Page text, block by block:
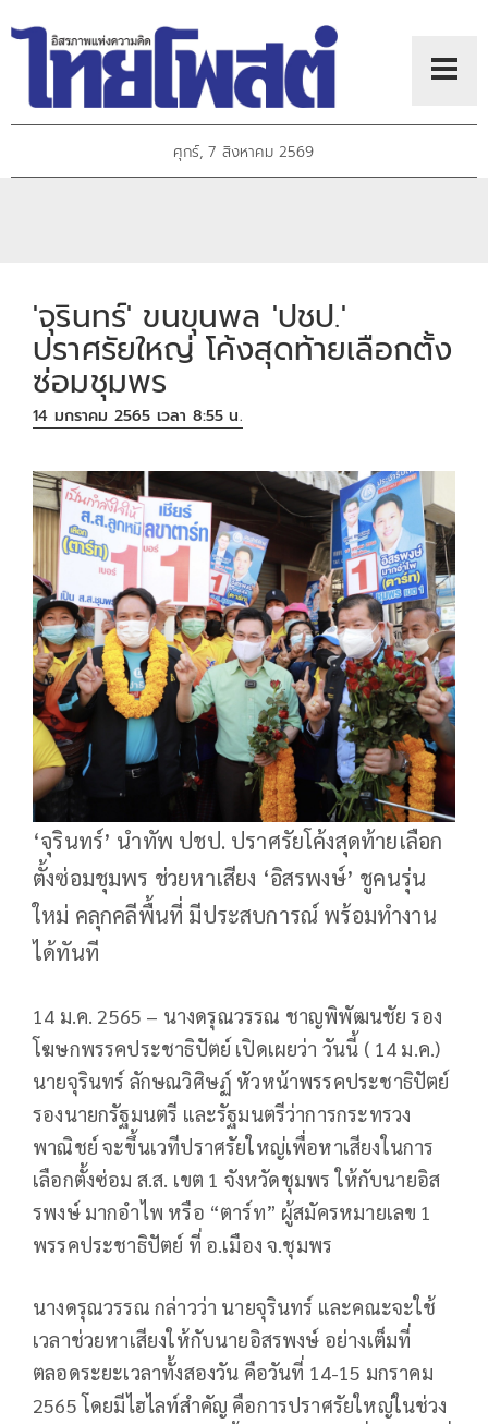
ศุกร์, 7 สิงหาคม 2569
'จุรินทร์' ขนขุนพล 'ปชป.'
ปราศรัยใหญ่ โค้งสุดท้ายเลือกตั้ง
ซ่อมชุมพร
14 มกราคม 2565 เวลา 8:55 น.
‘จุรินทร์’ นำทัพ ปชป. ปราศรัยโค้งสุดท้ายเลือก
ตั้งซ่อมชุมพร ช่วยหาเสียง ‘อิสรพงษ์’ ชูคนรุ่น
ใหม่ คลุกคลีพื้นที่ มีประสบการณ์ พร้อมทำงาน
ได้ทันที
14 ม.ค. 2565 – นางดรุณวรรณ ชาญพิพัฒนชัย รอง
โฆษกพรรคประชาธิปัตย์ เปิดเผยว่า วันนี้ ( 14 ม.ค.)
นายจุรินทร์ ลักษณวิศิษฏ์ หัวหน้าพรรคประชาธิปัตย์
รองนายกรัฐมนตรี และรัฐมนตรีว่าการกระทรวง
พาณิชย์ จะขึ้นเวทีปราศรัยใหญ่เพื่อหาเสียงในการ
เลือกตั้งซ่อม ส.ส. เขต 1 จังหวัดชุมพร ให้กับนายอิส
รพงษ์ มากอำไพ หรือ “ตาร์ท” ผู้สมัครหมายเลข 1
พรรคประชาธิปัตย์ ที่ อ.เมือง จ.ชุมพร
นางดรุณวรรณ กล่าวว่า นายจุรินทร์ และคณะจะใช้
เวลาช่วยหาเสียงให้กับนายอิสรพงษ์ อย่างเต็มที่
ตลอดระยะเวลาทั้งสองวัน คือวันที่ 14-15 มกราคม
2565 โดยมีไฮไลท์สำคัญ คือการปราศรัยใหญ่ในช่วง